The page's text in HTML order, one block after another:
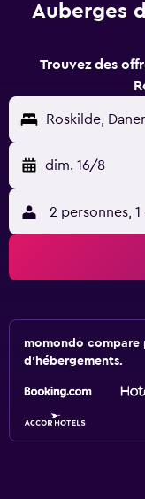
Auberges
Trouvez des
Roskilde,
dim. 16/8
2 personnes, 1
momondo
d'hébergements.